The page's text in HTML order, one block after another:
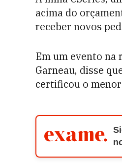
acima do
receber novos
Em um evento na
Garneau, disse
certificou o menor